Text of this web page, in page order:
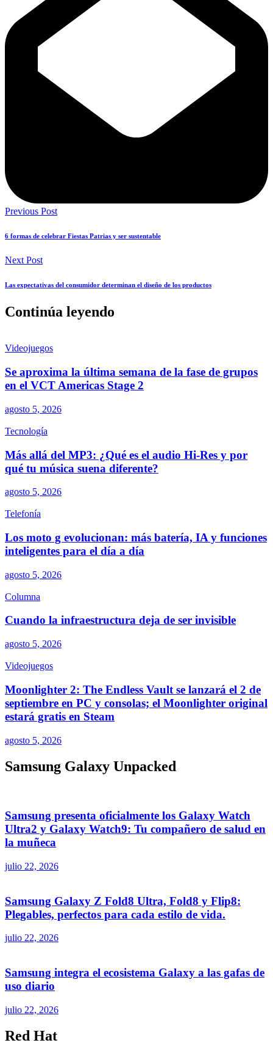
Previous Post
6 formas de celebrar Fiestas Patrias y ser sustentable
Next Post
Las expectativas del consumidor determinan el diseño de los productos
Continúa leyendo
Videojuegos
Se aproxima la última semana de la fase de grupos
en el VCT Americas Stage 2
agosto 5, 2026
Tecnología
Más allá del MP3: ¿Qué es el audio Hi-Res y por
qué tu música suena diferente?
agosto 5, 2026
Telefonía
Los moto g evolucionan: más batería, IA y funciones
inteligentes para el día a día
agosto 5, 2026
Columna
Cuando la infraestructura deja de ser invisible
agosto 5, 2026
Videojuegos
Moonlighter 2: The Endless Vault se lanzará el 2 de
septiembre en PC y consolas; el Moonlighter original
estará gratis en Steam
agosto 5, 2026
Samsung Galaxy Unpacked
Samsung presenta oficialmente los Galaxy Watch
Ultra2 y Galaxy Watch9: Tu compañero de salud en
la muñeca
julio 22, 2026
Samsung Galaxy Z Fold8 Ultra, Fold8 y Flip8:
Plegables, perfectos para cada estilo de vida.
julio 22, 2026
Samsung integra el ecosistema Galaxy a las gafas de
uso diario
julio 22, 2026
Red Hat